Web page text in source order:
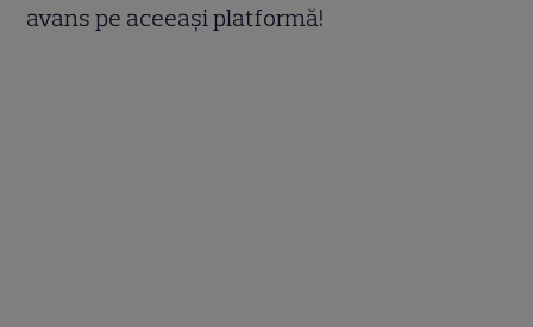
avans pe aceeași platformă!